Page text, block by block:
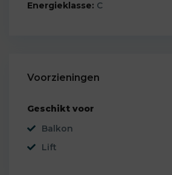
Energieklasse: C
Voorzieningen
Geschikt voor
Balkon
Lift